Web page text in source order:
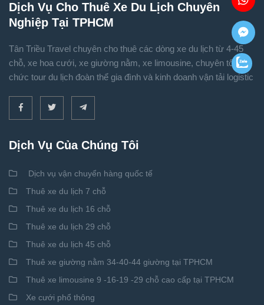
Dịch Vụ Cho Thuê Xe Du Lịch Chuyên
Nghiệp Tại TPHCM
Tân Triều Travel chuyên cho thuê các dòng xe du lịch từ 4-45
chỗ, xe hoa cưới, xe giường nằm, xe limousine, chuyên tổ
chức tour du lịch đoàn thể gia đình và kinh doanh vận tải logistic
Dịch Vụ Của Chúng Tôi
Dịch vụ vận chuyển hàng quốc tế
Thuê xe du lịch 7 chỗ
Thuê xe du lịch 16 chỗ
Thuê xe du lịch 29 chỗ
Thuê xe du lịch 45 chỗ
Thuê xe giường nằm 34-40-44 giường tại TPHCM
Thuê xe limousine 9 -16-19 -29 chỗ cao cấp tại TPHCM
Xe cưới phổ thông